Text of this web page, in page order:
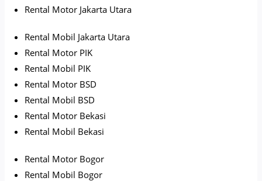
Rental Motor Jakarta Utara
Rental Mobil Jakarta Utara
Rental Motor PIK
Rental Mobil PIK
Rental Motor BSD
Rental Mobil BSD
Rental Motor Bekasi
Rental Mobil Bekasi
Rental Motor Bogor
Rental Mobil Bogor